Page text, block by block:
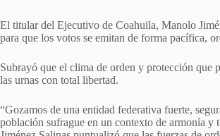
El titular del Ejecutivo de Coahuila, Manolo
para que los votos se emitan de forma pacífica,
Subrayó que el clima de orden y protección que
las urnas con total libertad.
“Gozamos de una entidad federativa fuerte,
población sufrague en un contexto de armonía y